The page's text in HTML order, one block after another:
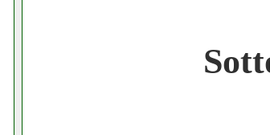
Gratis registra il tuo